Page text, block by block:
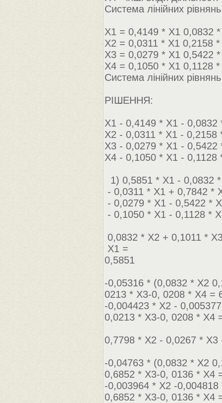
Система лінійних рівнянь
Х1 = 0,4149 * Х1 0,0832
Х2 = 0,0311 * Х1 0,2158
Х3 = 0,0279 * Х1 0,5422
Х4 = 0,1050 * Х1 0,1128
Система лінійних
РІШЕННЯ:
Х1 - 0,4149 * Х1 -
Х2 - 0,0311 * Х1 -
Х3 - 0,0279 * Х1 -
Х4 - 0,1050 * Х1 -
1) 0,5851 * Х1 - 0,0832
- 0,0311 * Х1 + 0,7842 *
- 0,0279 * Х1 - 0,5422 *
- 0,1050 * Х1 - 0,1128 *
0,0832 * Х2 + 0,1011 *
Х1 =
0,5851
-0,05316 * (0,0832 * Х2
0213 * Х3-0, 0208 * Х4 =
-0,004423 * Х2 -
0,0213 * Х3-0, 0208 * Х4
0,7798 * Х2 - 0,0267 *
-0,04763 * (0,0832 * Х2
0,6852 * Х3-0, 0136 * Х4
-0,003964 * Х2 -
0,6852 * Х3-0, 0136 * Х4